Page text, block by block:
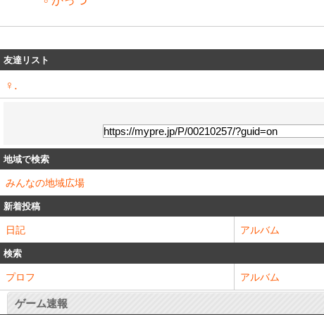
友達リスト
♀.
地域で検索
みんなの地域広場
新着投稿
日記 アルバム
検索
プロフ アルバム
ゲーム速報